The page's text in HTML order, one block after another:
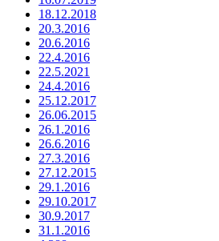
18.12.2018
20.3.2016
20.6.2016
22.4.2016
22.5.2021
24.4.2016
25.12.2017
26.06.2015
26.1.2016
26.6.2016
27.3.2016
27.12.2015
29.1.2016
29.10.2017
30.9.2017
31.1.2016